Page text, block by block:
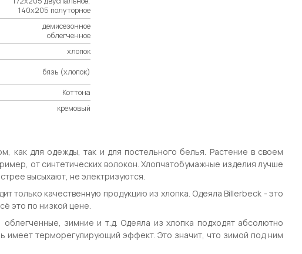
140х205 полуторное
демисезонное
облегченное
хлопок
бязь (хлопок)
Коттона
кремовый
как для одежды, так и для постельного белья. Растение в своем
от синтетических волокон. Хлопчатобумажные изделия лучше
высыхают, не электризуются.
только качественную продукцию из хлопка. Одеяла Billerbeck - это
это по низкой цене.
зимние и т.д. Одеяла из хлопка подходят абсолютно
имеет терморегулирующий эффект. Это значит, что зимой под ним